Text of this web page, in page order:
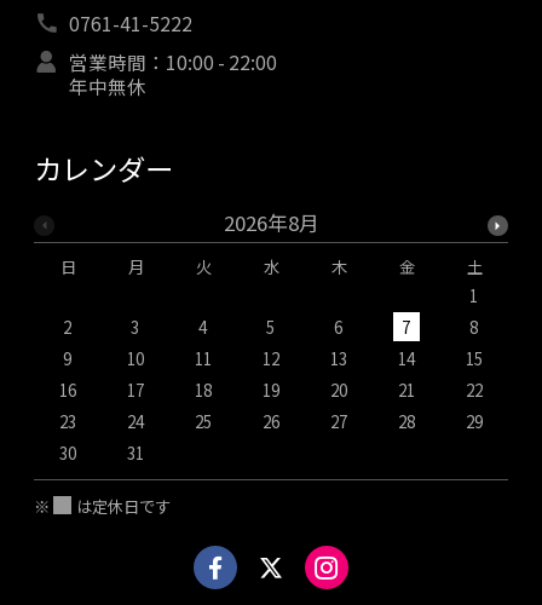
0761-41-5222
営業時間：10:00 - 22:00
年中無休
カレンダー
2026年8月
日 月 火 水 木 金
土
1
2
3 4 5 6 7
8
9
10 11 12 13 14
15
16
17 18 19 20 21
22
23
24 25 26 27 28
29
30
31
※ は定休日です